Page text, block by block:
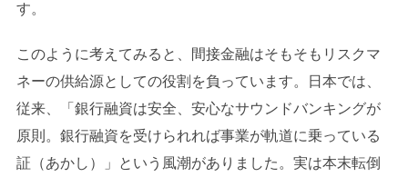
す。
このように考えてみると、間接金融はそもそもリスクマ
ネーの供給源としての役割を負っています。日本では、
従来、「銀行融資は安全、安心なサウンドバンキングが
原則。銀行融資を受けられれば事業が軌道に乗っている
証（あかし）」という風潮がありました。実は本末転倒